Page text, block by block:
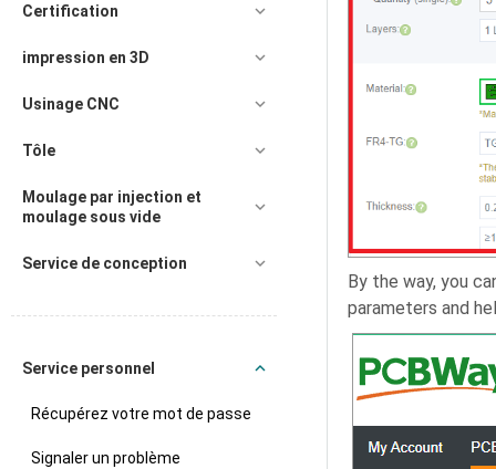
By the way, you
parameters and
Certification
impression en 3D
Usinage CNC
Tôle
Moulage par injection et
moulage sous vide
Service de conception
Service personnel
Récupérez votre mot de passe
Signaler un problème